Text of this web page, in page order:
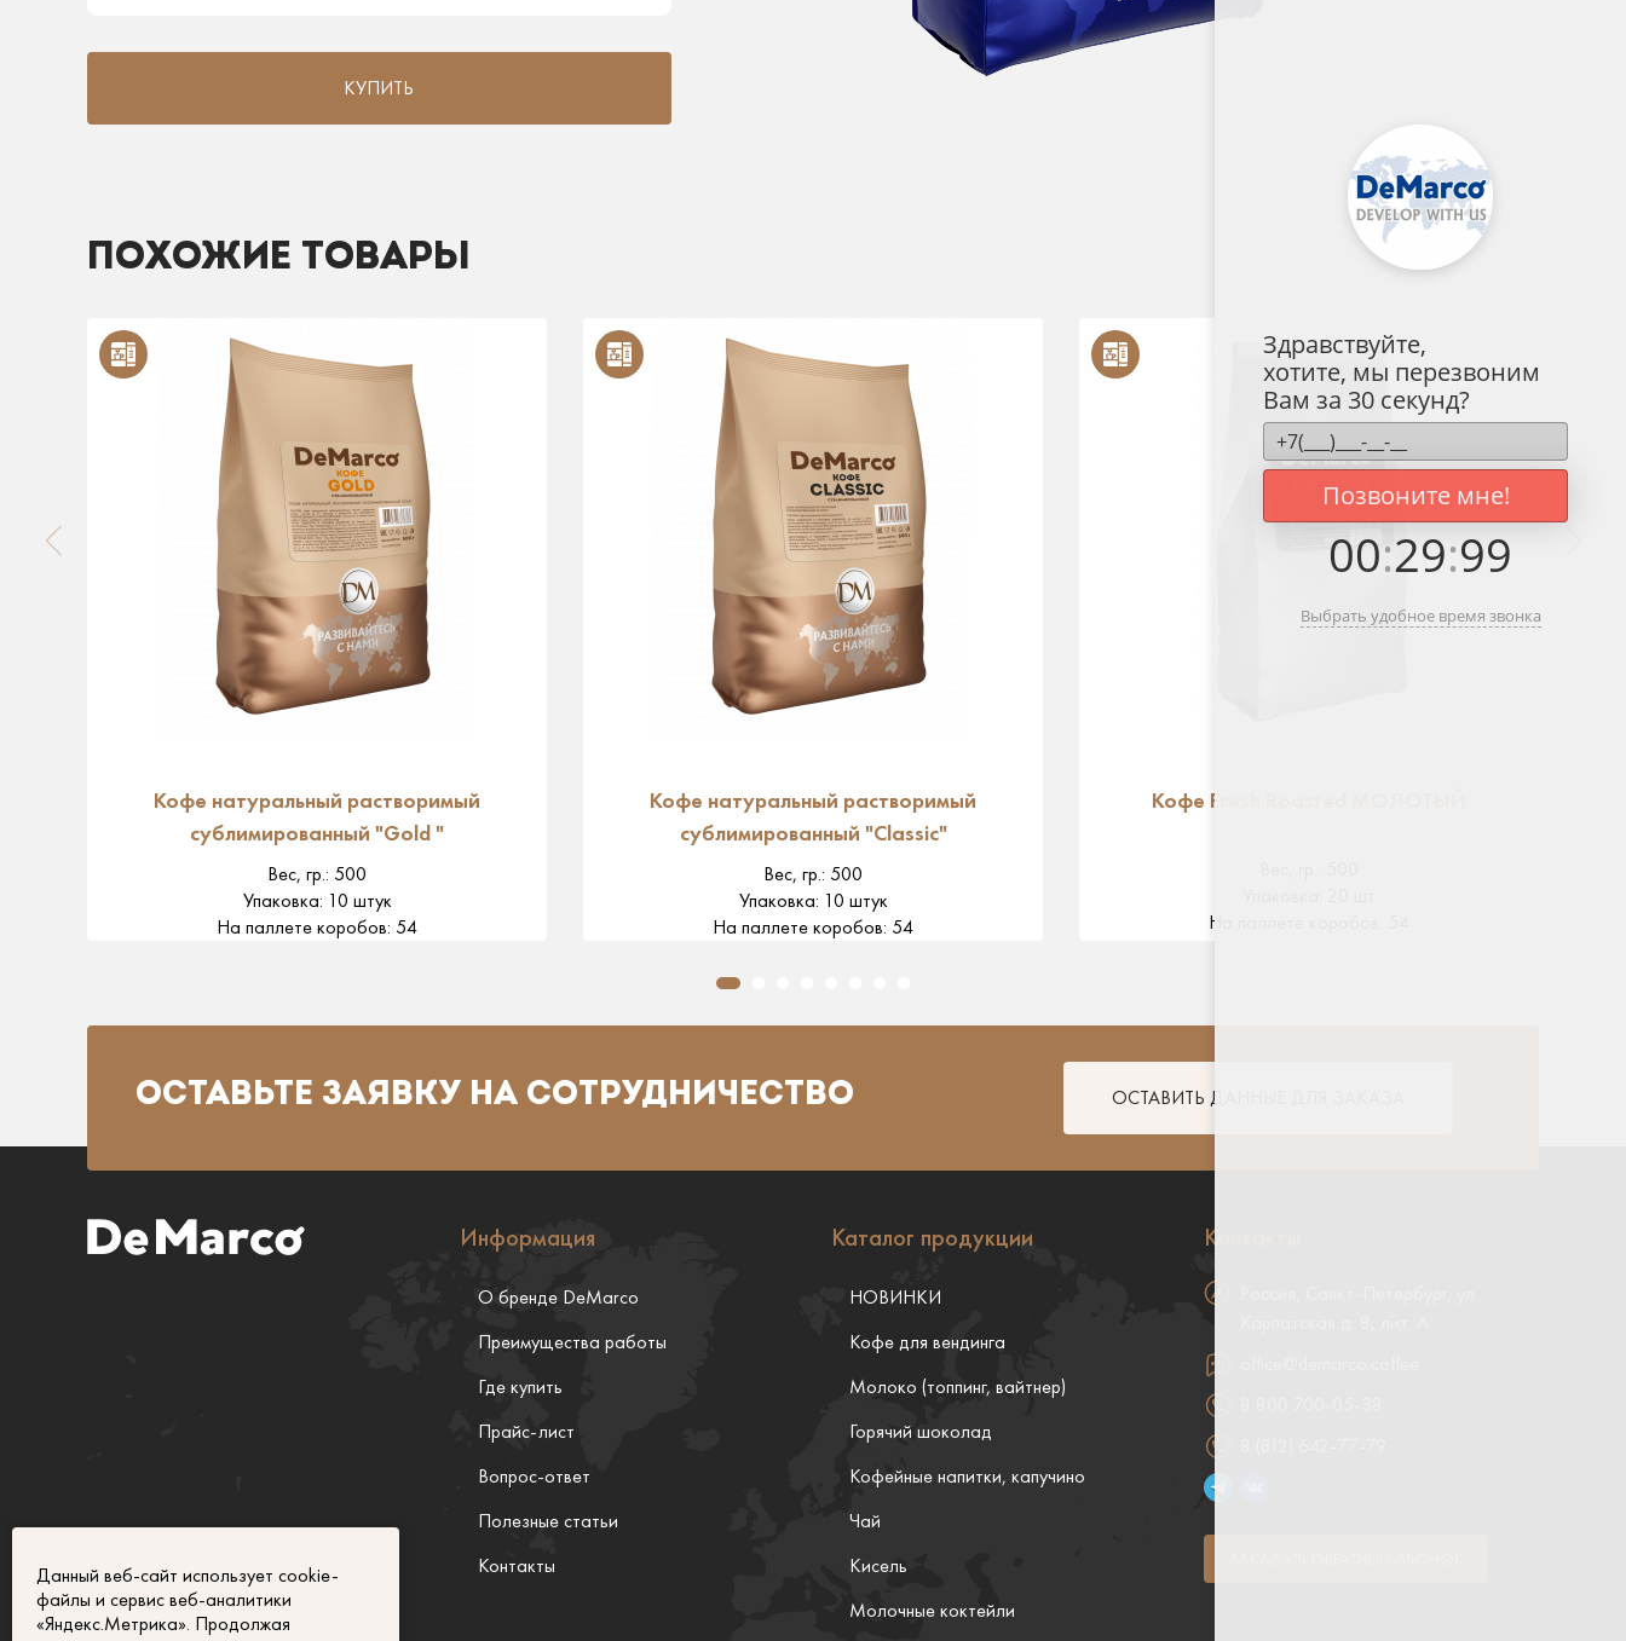
КУПИТЬ
ПОХОЖИЕ ТОВАРЫ
Кофе натуральный растворимый
сублимированный "Gold "
Вес, гр.: 500
Упаковка: 10 штук
На паллете коробов: 54
Кофе натуральный растворимый
сублимированный "Classic"
Вес, гр.: 500
Упаковка: 10 штук
На паллете коробов: 54
Кофе Fresh Roasted МОЛОТЫЙ
На паллете коробов
ОСТАВЬТЕ ЗАЯВКУ НА СОТРУДНИЧЕСТВО ОСТАВИТЬ ДАННЫЕ ДЛЯ ЗАКАЗА
Информация
О бренде DeMarco
Преимущества работы
Где купить
Прайс-лист
Вопрос-ответ
Полезные статьи
Контакты
Каталог продукции
НОВИНКИ
Кофе для вендинга
Молоко (топпинг, вайтнер)
Горячий шоколад
Кофейные напитки, капучино
Чай
Кисель
Молочные коктейли
Контакты
Данный веб-сайт использует cookie-
файлы и сервис веб-аналитики
«Яндекс.Метрика». Продолжая
Здравствуйте,
хотите, мы перезвоним
Вам за 30 секунд?
Позвоните мне!
00:29:99
Выбрать удобное время звонка